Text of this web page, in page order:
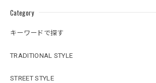
Category
キーワードで探す
TRADITIONAL STYLE
STREET STYLE